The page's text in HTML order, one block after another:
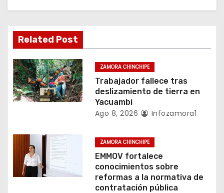
i
ó
n
d
e
n
t
r
Related Post
ZAMORA CHINCHIPE
Trabajador fallece tras
deslizamiento de tierra en
Yacuambi
Ago 8, 2026 Infozamora1
ZAMORA CHINCHIPE
EMMOV fortalece
conocimientos sobre
reformas a la normativa de
contratación pública